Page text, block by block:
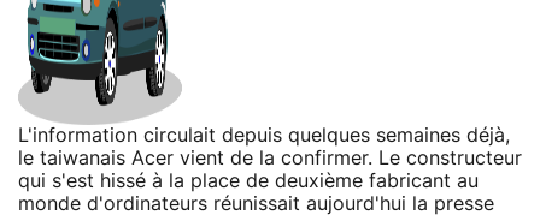
L'information circulait depuis quelques semaines déjà,
le taiwanais Acer vient de la confirmer. Le constructeur
qui s'est hissé à la place de deuxième fabricant au
monde d'ordinateurs réunissait aujourd'hui la presse